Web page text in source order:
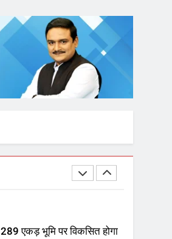
चुनाव से पहले लालू परिवार पर बड़ा
झटका, दिल्ली कोर्ट ने IRCTC
घोटाले में आरोप तय किए
सुप्रीम कोर्ट ने राहुल गांधी के ‘वोट
नाम पर स्वरूप रानी नेहरू
289 एकड़ भूमि पर विकसित होगा